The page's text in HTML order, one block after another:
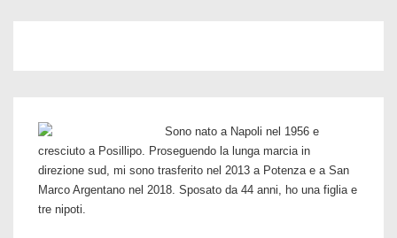
Sono nato a Napoli nel 1956 e
cresciuto a Posillipo. Proseguendo la lunga marcia in
direzione sud, mi sono trasferito nel 2013 a Potenza e a San
Marco Argentano nel 2018. Sposato da 44 anni, ho una figlia e
tre nipoti.